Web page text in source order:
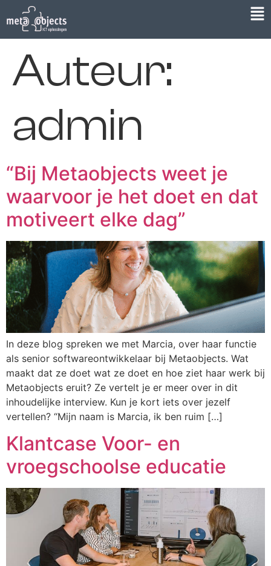
Auteur:
admin
“Bij Metaobjects weet je
waarvoor je het doet en dat
motiveert elke dag”
In deze blog spreken we met Marcia, over haar functie
als senior softwareontwikkelaar bij Metaobjects. Wat
maakt dat ze doet wat ze doet en hoe ziet haar werk bij
Metaobjects eruit? Ze vertelt je er meer over in dit
inhoudelijke interview. Kun je kort iets over jezelf
vertellen? “Mijn naam is Marcia, ik ben ruim […]
Klantcase Voor- en
vroegschoolse educatie